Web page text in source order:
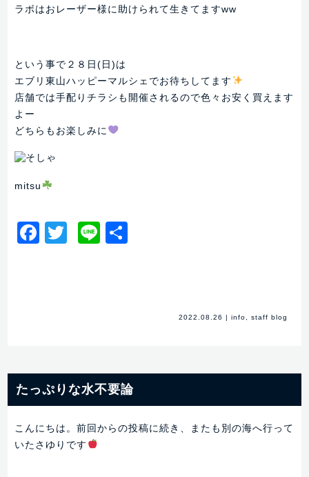
ラボはおレーザー様に助けられて生きてますww
という事で２８日(日)は
エブリ東山ハッピーマルシェでお待ちしてます
店舗では手配りチラシも開催されるので色々お安く買えます
よー
どちらもお楽しみに
mitsu
Facebook
Twitter
Line
2022.08.26 | info staff blog
たっぷりな水不要論
こんにちは。前回からの投稿に続き、またも別の海へ行って
いたさゆりです